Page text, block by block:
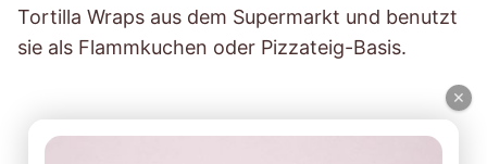
Tortilla Wraps aus dem Supermarkt und benutzt
sie als Flammkuchen oder Pizzateig-Basis.
×